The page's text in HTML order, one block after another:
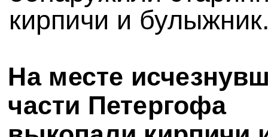
кирпичи и
На месте
части Петергофа